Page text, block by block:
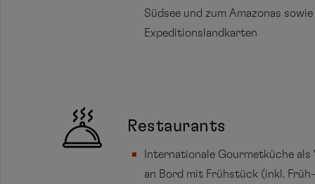
Südsee und zum Amazonas sowie
Expeditionslandkarten
Restaurants
Internationale Gourmetküche als
an Bord mit Frühstück (inkl.